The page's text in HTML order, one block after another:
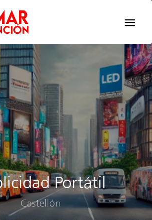
Portátil
Castellón